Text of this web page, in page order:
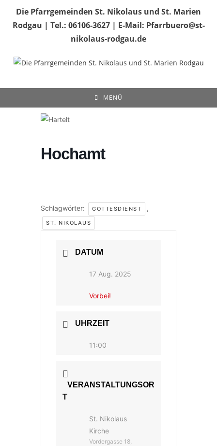
Inhalt
springen
Die Pfarrgemeinden St. Nikolaus und St. Marien
Rodgau | Tel.: 06106-3627 | E-Mail: Pfarrbuero@st-
nikolaus-rodgau.de
MENÜ
Hochamt
Schlagwörter: GOTTESDIENST ,
ST. NIKOLAUS
DATUM
17 Aug. 2025
Vorbei!
UHRZEIT
11:00
VERANSTALTUNGSOR
T
St. Nikolaus
Kirche
Vordergasse 18,